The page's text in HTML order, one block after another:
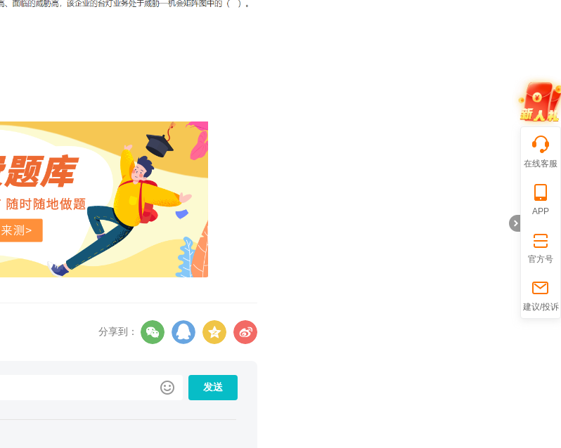
分享到：
发送
在线客服
APP
官方号
建议/投诉